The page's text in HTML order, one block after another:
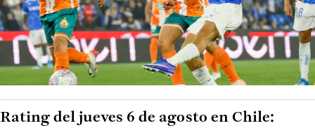
Rating del jueves 6 de agosto en Chile: